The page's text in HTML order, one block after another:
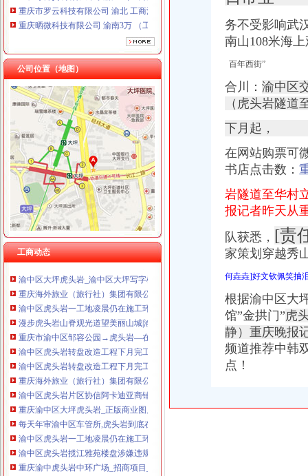
重庆晒微科技有限公司 渝南3万 （工商注册）
重庆欧氏科技发展有限公司 渝九50万 （进出口权）
重庆集氏科技有限公司 渝沙50万 （进出口权）
上海蓝天房屋装饰工程有限公司重庆分公司 渝北 （工商注册）
重庆华康假肢矫形有限公司 渝中120万 （增资）
公司位置（地图）
工商动态
渝中区虎头岩
【渝中区虎头岩学车哪里？虎头岩考驾照快可分期的好驾校】价格_
渝中区虎头岩转盘改造工程下月完工_房产重庆站_腾讯网
漫步虎头岩山脊观光道望美丽山城|渝中区|山脊|长和_新浪新闻
渝中区大化路项目开工虎头岩将修道路直通化龙桥--时政--人民网
渝中区虎头岩交通便利临近商圈163万3房豪装家电齐全拎包入,重
重庆出售：渝中区大坪虎头岩转盘1楼临街门面超大外摆空间-重庆爱
重庆餐饮美食-重庆渝中区德渔府（虎头岩店）店铺-德渔府（虎头岩店
重庆海外旅业（旅行社）集团有限公司渝中区虎头岩门市部-阿土伯企
渝中区虎头岩一工地凌晨仍在施工环保局依法查处_重庆频道_凤凰网
漫步虎头岩山脊观光道望美丽山城|渝中区|山脊|长和_新浪新闻
重庆市渝中区邹容公园→虎头岩—在线播放—优酷网,高清在线
渝中区虎头岩转盘改造工程下月完工--时政--人民网
渝中区虎头岩转盘改造工程下月完工_房产重庆站_腾讯网
重庆海外旅业（旅行社）集团有限公司渝中区虎头岩门市部
渝中区虎头岩片区协信阿卡迪亚商铺出售,渝中大坪总部城月租6800小
重庆渝中区大坪虎头岩_正版商业图片_昵图网nipic.com
每天年审渝中区车管所,虎头岩到底在哪里？-开车那些事-买车用车-重
渝中区虎头岩一工地凌晨仍在施工环保局依法查处_重庆频道_凤凰网
渝中区虎头岩揽江雅苑楼盘涉嫌违规收取高额团购费_重庆市公开
重庆渝中虎头岩中环广场_招商项目_商业地产中国招商网
重庆市渝中区人民
务不受影响武
南山108米海
百年西街”
合川： 渝中区
（虎头岩隧道
下月起，
在网站购票可
书店点击数：
岩隧道至华村
报记者昨天从
队获悉， [责
家策划穿越秀
何垚垚]好文钦佩笑抽
根据渝中区大
馆”金拱门”虎
静）重庆晚报
频道推荐中韩
点！